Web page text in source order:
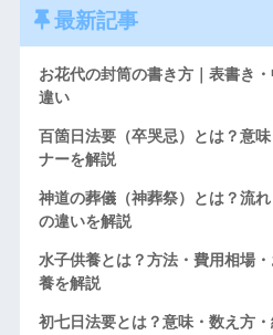
最新記事
お花代の封筒の書き方｜表書き
違い
百箇日法要（卒哭忌）とは？意
ナーを解説
神道の葬儀（神葬祭）とは？流
の違いを解説
水子供養とは？方法・費用相場
養を解説
初七日法要とは？意味・数え方